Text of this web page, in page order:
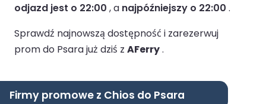
odjazd jest o 22:00 , a najpóźniejszy o 22:00 .
Sprawdź najnowszą dostępność i zarezerwuj
prom do Psara już dziś z AFerry.
Firmy promowe z Chios do Psara